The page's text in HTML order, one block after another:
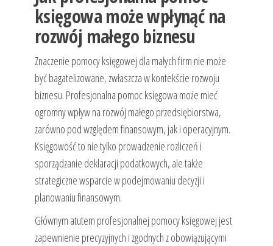
księgowa może wpłynąć na
rozwój małego biznesu
Znaczenie pomocy księgowej dla małych firm nie może
być bagatelizowane, zwłaszcza w kontekście rozwoju
biznesu. Profesjonalna pomoc księgowa może mieć
ogromny wpływ na rozwój małego przedsiębiorstwa,
zarówno pod względem finansowym, jak i operacyjnym.
Księgowość to nie tylko prowadzenie rozliczeń i
sporządzanie deklaracji podatkowych, ale także
strategiczne wsparcie w podejmowaniu decyzji i
planowaniu finansowym.
Głównym atutem profesjonalnej pomocy księgowej jest
zapewnienie precyzyjnych i zgodnych z obowiązującymi